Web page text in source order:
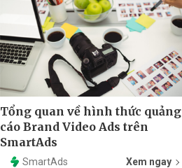
Tổng quan về hình thức quảng
cáo Brand Video Ads trên
SmartAds
SmartAds Xem ngay